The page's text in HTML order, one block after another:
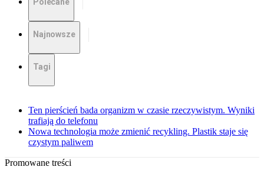
Najnowsze
Tagi
Ten pierścień bada organizm w czasie rzeczywistym. Wyniki
trafiają do telefonu
Nowa technologia może zmienić recykling. Plastik staje się
czystym paliwem
Promowane treści